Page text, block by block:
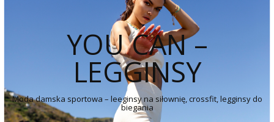
YOU CAN –
LEGGINSY
Moda damska sportowa – leeginsy na siłownię, crossfit, legginsy do
biegania